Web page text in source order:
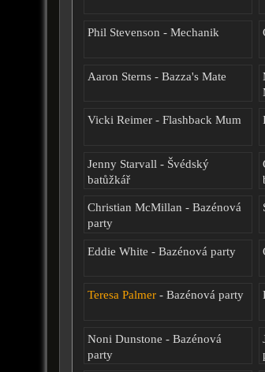
Phil Stevenson - Mechanik
Aaron Sterns - Bazza's Mate
Vicki Reimer - Flashback Mum
Jenny Starvall - Švédský
batůžkář
Christian McMillan - Bazénová
party
Eddie White - Bazénová party
Teresa Palmer - Bazénová party
Noni Dunstone - Bazénová
party